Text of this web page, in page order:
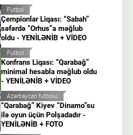
Futbol
Çempionlar Liqası: “Sabah”
səfərdə “Orhus”a məğlub
oldu - YENİLƏNİB + VİDEO
Futbol
Konfrans Liqası: “Qarabağ”
minimal hesabla məğlub oldu
- YENİLƏNİB + VİDEO
Azərbaycan futbolu
“Qarabağ” Kiyev “Dinamo”su
ilə oyun üçün Polşadadır -
YENİLƏNİB + FOTO